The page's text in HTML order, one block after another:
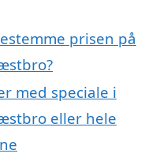
prisen på
med speciale i
eller hele